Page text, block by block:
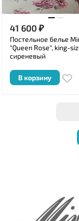
41 600₽
Постельное белье
"Queen Rose", king-
сиреневый
В корзину